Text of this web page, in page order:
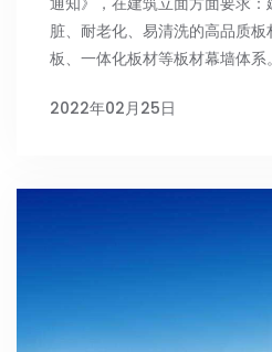
脏、耐老化、易清洗的高品质
板、一体化板材等板材幕墙体系。
2022年02月25日